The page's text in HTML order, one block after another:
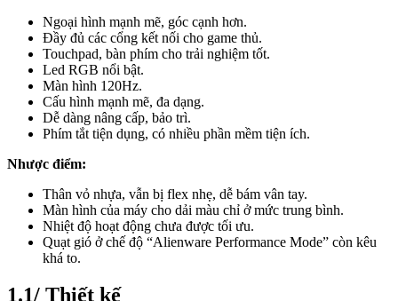
Ngoại hình mạnh mẽ, góc cạnh hơn.
Đầy đủ các cổng kết nối cho game thủ.
Touchpad, bàn phím cho trải nghiệm tốt.
Led RGB nổi bật.
Màn hình 120Hz.
Cấu hình mạnh mẽ, đa dạng.
Dễ dàng nâng cấp, bảo trì.
Phím tắt tiện dụng, có nhiều phần mềm tiện ích.
Nhược điểm:
Thân vỏ nhựa, vẫn bị flex nhẹ, dễ bám vân tay.
Màn hình của máy cho dải màu chỉ ở mức trung bình.
Nhiệt độ hoạt động chưa được tối ưu.
Quạt gió ở chế độ “Alienware Performance Mode” còn kêu
khá to.
1.1/ Thiết kế